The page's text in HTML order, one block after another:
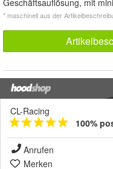
Geschäftsauflösung, mit
* maschinell aus der
CL-Racing
100%
Anrufen
Merken